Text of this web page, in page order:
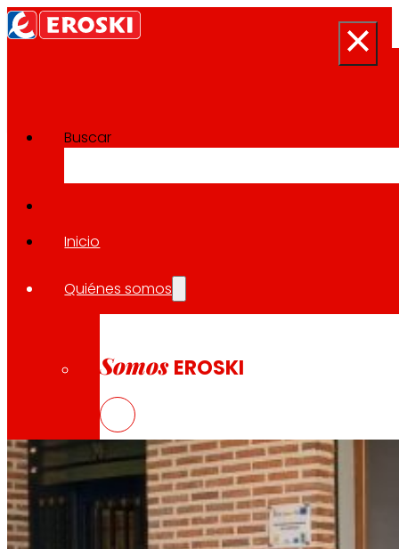
Buscar
Inicio
Quiénes somos
Somos EROSKI
Así somos
Todo nuestro ADN: un viaje por la misión, la
Sala de prensa
Volver a todas las noticias
06.06.2024
EROSKI inaugura un nuevo